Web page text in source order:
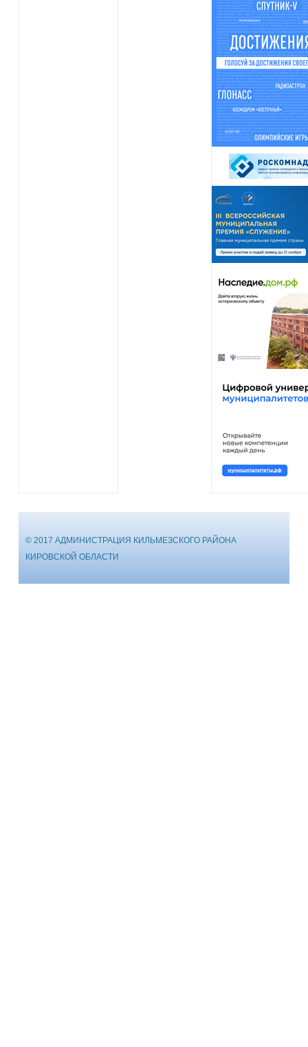
© 2017 АДМИНИСТРАЦИЯ КИЛЬМЕЗСКОГО РАЙОНА
КИРОВСКОЙ ОБЛАСТИ